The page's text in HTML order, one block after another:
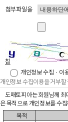
첨부파일을
침
개인정보 수집ㆍ이
개인정보 수집이용을 거부
도매토피아는 회원님께
은 목적으로 개인정보를 수
목적